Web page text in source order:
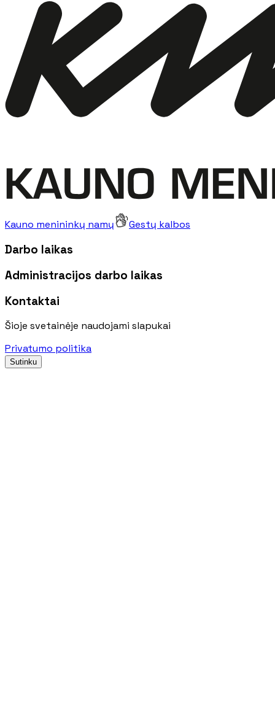
Kauno menininkų namų Gestų kalbos
Darbo laikas
Administracijos darbo laikas
Kontaktai
Šioje svetainėje naudojami slapukai
Privatumo politika
Sutinku